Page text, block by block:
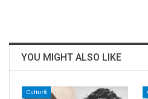
YOU MIGHT ALSO LIKE
Cultură